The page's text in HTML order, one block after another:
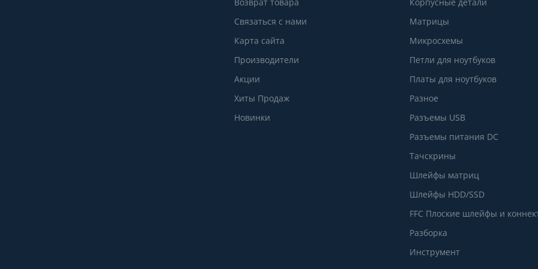
Связаться с нами
Карта сайта
Производители
Акции
Хиты Продаж
Новинки
Матрицы
Микросхемы
Петли для ноутбуков
Платы для ноутбуков
Разное
Разъемы USB
Разъемы питания DC
Тачскрины
Шлейфы матриц
Шлейфы HDD/SSD
FFC Плоские шлейфы и
Разборка
Инструмент